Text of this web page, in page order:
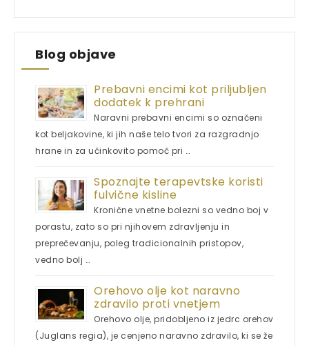
Blog objave
Prebavni encimi kot priljubljen
dodatek k prehrani
Naravni prebavni encimi so označeni
kot beljakovine, ki jih naše telo tvori za razgradnjo
hrane in za učinkovito pomoč pri …
Spoznajte terapevtske koristi
fulvične kisline
Kronične vnetne bolezni so vedno boj v
porastu, zato so pri njihovem zdravljenju in
preprečevanju, poleg tradicionalnih pristopov,
vedno bolj …
Orehovo olje kot naravno
zdravilo proti vnetjem
Orehovo olje, pridobljeno iz jedrc orehov
(Juglans regia), je cenjeno naravno zdravilo, ki se že